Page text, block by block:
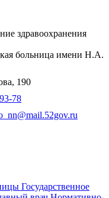
здравоохранения
больница имени Н.А.
190
78
Государственное